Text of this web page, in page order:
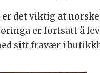
det viktig at
er fortsatt å
sitt fravær i